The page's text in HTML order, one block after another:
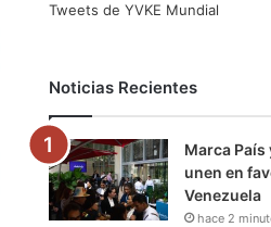
o
k
r
e
Tweets de YVKE Mundial
Noticias Recientes
Marca País
unen en
Venezuela
hace 2